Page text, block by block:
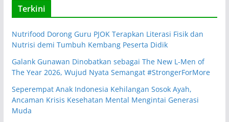
Terkini
Nutrifood Dorong Guru PJOK Terapkan Literasi Fisik dan
Nutrisi demi Tumbuh Kembang Peserta Didik
Galank Gunawan Dinobatkan sebagai The New L-Men of
The Year 2026, Wujud Nyata Semangat #StrongerForMore
Seperempat Anak Indonesia Kehilangan Sosok Ayah,
Ancaman Krisis Kesehatan Mental Mengintai Generasi
Muda